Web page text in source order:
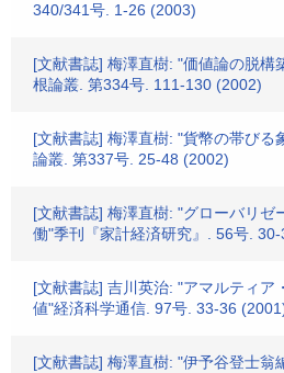
340/341号. 1-26 (2003)
[文献書誌] 梅澤直樹: "価値論の脱構
根論叢. 第334号. 111-130 (2002)
[文献書誌] 梅澤直樹: "貨幣の帯びる
論叢. 第337号. 25-48 (2002)
[文献書誌] 梅澤直樹: "グローバリゼ
働"季刊『家計経済研究』. 56号.
[文献書誌] 吉川英治: "アマルティア
値"経済科学通信. 97号. 33-36
[文献書誌] 梅澤直樹: "伊予谷登士翁